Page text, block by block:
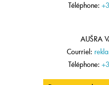
Téléphone:
AUŠRA
Courriel:
Téléphone: